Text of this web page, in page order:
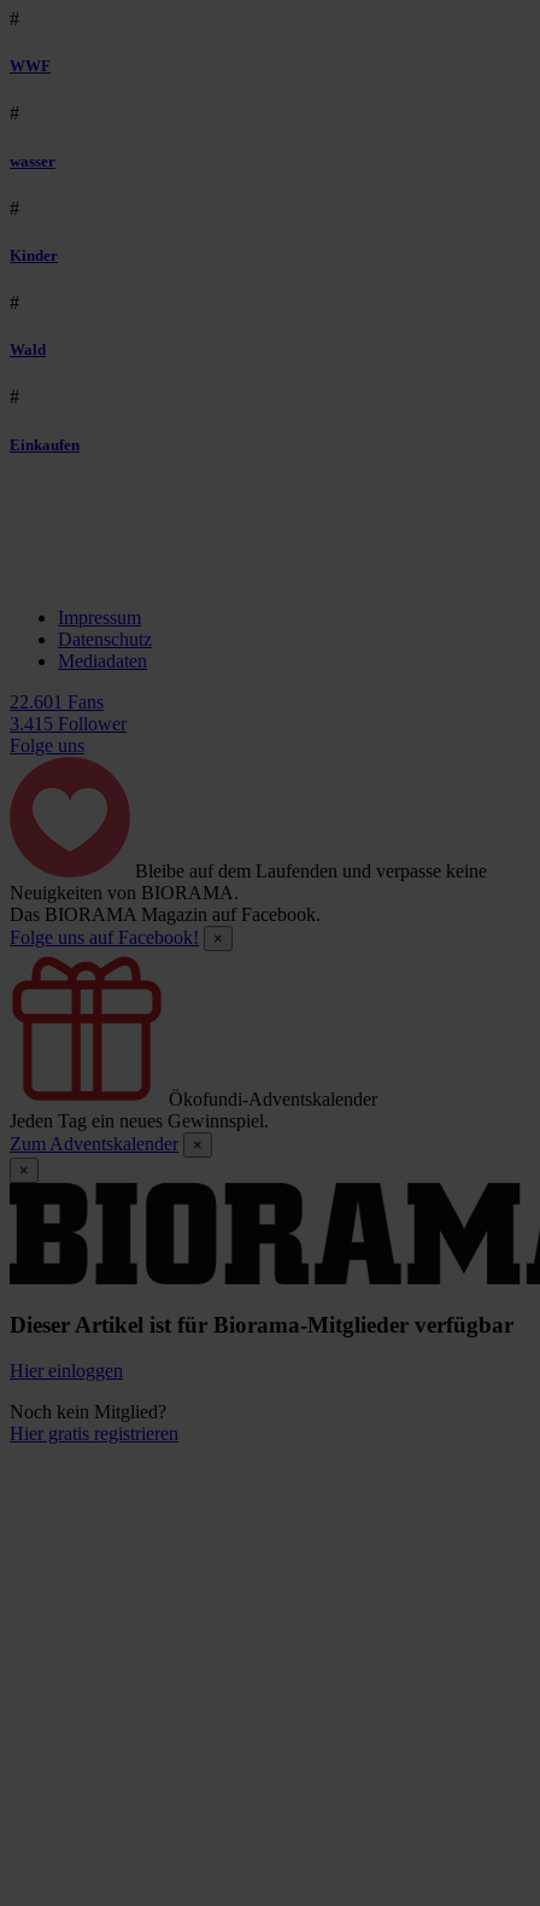
#
WWF
#
wasser
#
Kinder
#
Wald
#
Einkaufen
Impressum
Datenschutz
Mediadaten
22.601 Fans
3.415 Follower
Folge uns
Bleibe auf dem Laufenden und verpasse keine
Neuigkeiten von BIORAMA.
Das BIORAMA Magazin auf Facebook.
Folge uns auf Facebook!
×
Ökofundi-Adventskalender
Jeden Tag ein neues Gewinnspiel.
Zum Adventskalender
×
×
Dieser Artikel ist für Biorama-Mitglieder verfügbar
Hier einloggen
Noch kein Mitglied?
Hier gratis registrieren